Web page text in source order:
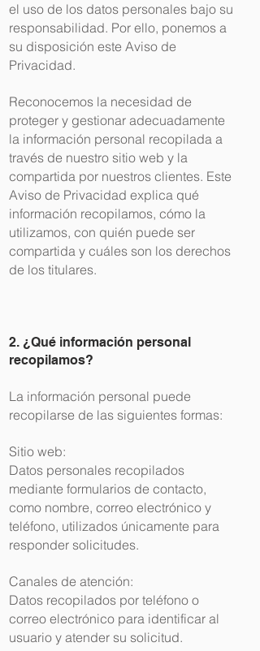
el uso de los datos personales bajo su
responsabilidad. Por ello, ponemos a
su disposición este Aviso de
Privacidad.
Reconocemos la necesidad de
proteger y gestionar adecuadamente
la información personal recopilada a
través de nuestro sitio web y la
compartida por nuestros clientes. Este
Aviso de Privacidad explica qué
información recopilamos, cómo la
utilizamos, con quién puede ser
compartida y cuáles son los derechos
de los titulares.
2. ¿Qué información personal
recopilamos?
La información personal puede
recopilarse de las siguientes formas:
Sitio web:
Datos personales recopilados
mediante formularios de contacto,
como nombre, correo electrónico y
teléfono, utilizados únicamente para
responder solicitudes.
Canales de atención:
Datos recopilados por teléfono o
correo electrónico para identificar al
usuario y atender su solicitud.